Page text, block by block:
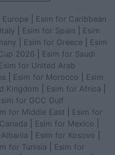
Europe
Esim for Caribbean
Esim for Spain
Esim
Esim for Greece
Esim
2026
Esim for Saudi
Esim for United Arab
Esim for Morocco
Esim
Kingdom Esim for Africa
for GCC Gulf
for Middle East
Esim for
Esim for Mexico
Esim for Kosovo
for Tunisia
Esim for